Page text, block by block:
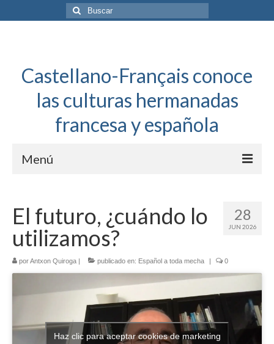
Buscar
por:
Castellano-Français conoce
las culturas hermanadas
francesa y española
Menú
Français: Dossier Général
Français à toute allure
Bordeaux Tregey
Literatura española
28
JUN 2026
El futuro, ¿cuándo lo
utilizamos?
porAntxon Quiroga | publicado en: Español a toda mecha | 0
Haz clic para aceptar cookies de marketing